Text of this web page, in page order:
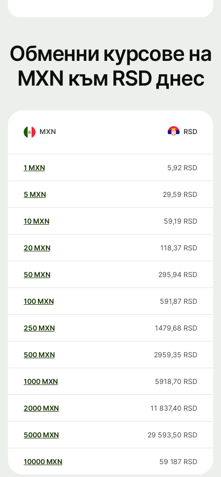
Обменни курсове на
MXN към RSD днес
MXN RSD
1 MXN 5,92 RSD
5 MXN 29,59 RSD
10 MXN 59,19 RSD
20 MXN 118,37 RSD
50 MXN 295,94 RSD
100 MXN 591,87 RSD
250 MXN 1479,68 RSD
500 MXN 2959,35 RSD
1000 MXN 5918,70 RSD
2000 MXN 11 837,40 RSD
5000 MXN 29 593,50 RSD
10000 MXN 59 187 RSD